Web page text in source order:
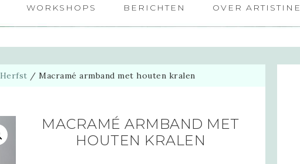
WORKSHOPS BERICHTEN OVER ARTISTINE
Herfst / Macramé armband met houten kralen
MACRAMÉ ARMBAND MET
HOUTEN KRALEN